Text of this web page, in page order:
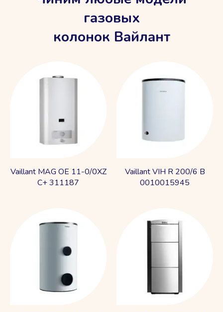
газовых
колонок Вайлант
Vaillant MAG OE 11-0/0XZ
C+ 311187
Vaillant VIH R 200/6 B
0010015945